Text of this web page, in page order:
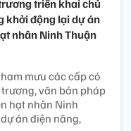
triển khai chủ
khởi động lại dự án
nhân Ninh Thuận
mưu các cấp có
văn bản pháp
hạt nhân Ninh
án điện năng,